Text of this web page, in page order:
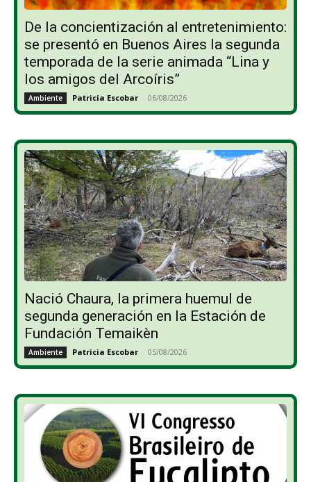
De la concientización al entretenimiento:
se presentó en Buenos Aires la segunda
temporada de la serie animada “Lina y
los amigos del Arcoíris”
Ambiente Patricia Escobar - 06/08/2026
Nació Chaura, la primera huemul de
segunda generación en la Estación de
Fundación Temaikèn
Ambiente Patricia Escobar - 05/08/2026